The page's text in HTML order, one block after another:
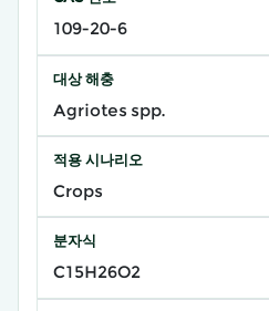
109-20-6
대상 해충
Agriotes spp.
적용 시나리오
Crops
분자식
C15H26O2